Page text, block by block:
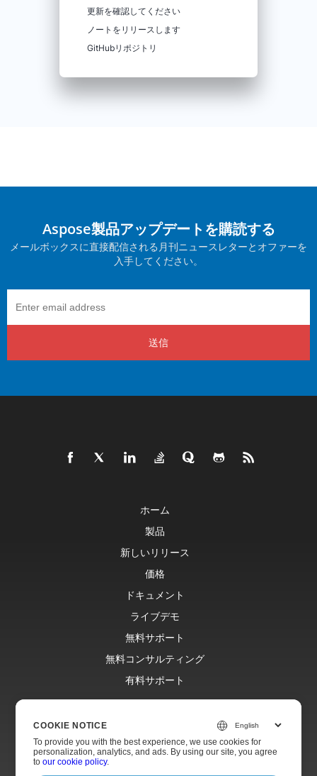
更新を確認してください
ノートをリリースします
GitHubリポジトリ
Aspose製品アップデートを購読する
メールボックスに直接配信される月刊ニュースレターとオファーを
入手してください。
送信
ホーム
製品
新しいリリース
価格
ドキュメント
ライブデモ
無料サポート
無料コンサルティング
有料サポート
について
COOKIE NOTICE
To provide you with the best experience, we use cookies for
personalization, analytics, and ads. By using our site, you agree
toour cookie policy.